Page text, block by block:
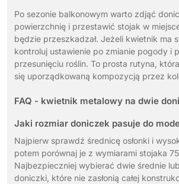
Po sezonie balkonowym warto zdjąć
powierzchnię i przestawić stojak w
będzie przeszkadzał. Jeżeli kwietnik ma
kontroluj ustawienie po zmianie pogody i
przesunięciu roślin. To prosta rutyna,
się uporządkowaną kompozycją przez
FAQ - kwietnik metalowy na dwie
Jaki rozmiar doniczek pasuje do
Najpierw sprawdź średnicę osłonki i
potem porównaj je z wymiarami stojaka
Najbezpieczniej wybierać dwie średnie
doniczki, które nie zasłonią całej